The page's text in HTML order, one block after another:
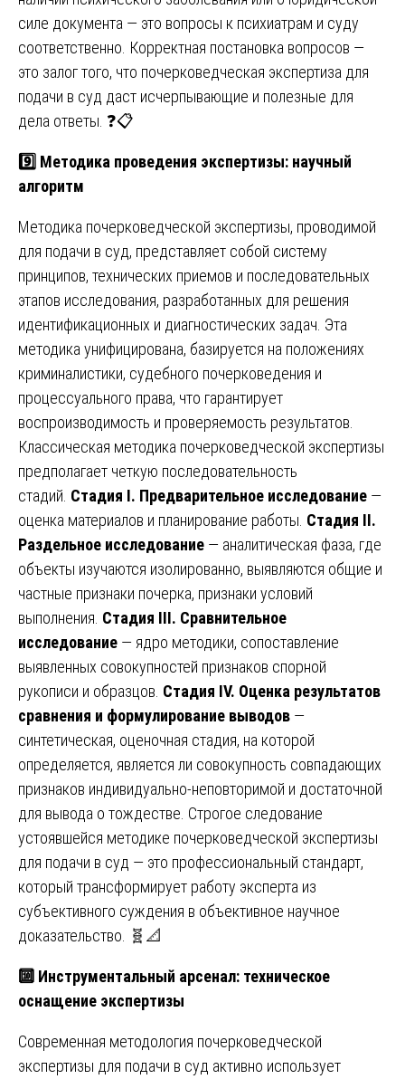
силе документа — это вопросы к психиатрам и суду
соответственно. Корректная постановка вопросов —
это залог того, что почерковедческая экспертиза для
подачи в суд даст исчерпывающие и полезные для
дела ответы. ❓📋
9️⃣ Методика проведения экспертизы: научный
алгоритм
Методика почерковедческой экспертизы, проводимой
для подачи в суд, представляет собой систему
принципов, технических приемов и последовательных
этапов исследования, разработанных для решения
идентификационных и диагностических задач. Эта
методика унифицирована, базируется на положениях
криминалистики, судебного почерковедения и
процессуального права, что гарантирует
воспроизводимость и проверяемость результатов.
Классическая методика почерковедческой экспертизы
предполагает четкую последовательность
стадий. Стадия I. Предварительное исследование —
оценка материалов и планирование работы. Стадия II.
Раздельное исследование — аналитическая фаза, где
объекты изучаются изолированно, выявляются общие и
частные признаки почерка, признаки условий
выполнения. Стадия III. Сравнительное
исследование — ядро методики, сопоставление
выявленных совокупностей признаков спорной
рукописи и образцов. Стадия IV. Оценка результатов
сравнения и формулирование выводов —
синтетическая, оценочная стадия, на которой
определяется, является ли совокупность совпадающих
признаков индивидуально-неповторимой и достаточной
для вывода о тождестве. Строгое следование
устоявшейся методике почерковедческой экспертизы
для подачи в суд — это профессиональный стандарт,
который трансформирует работу эксперта из
субъективного суждения в объективное научное
доказательство. 🧬📐
🔟 Инструментальный арсенал: техническое
оснащение экспертизы
Современная методология почерковедческой
экспертизы для подачи в суд активно использует